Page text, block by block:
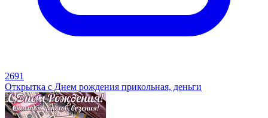
2691
Открытка с Днем рождения прикольная, деньги